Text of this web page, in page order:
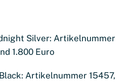
Silver: Artikelnummer
1.800 Euro
Artikelnummer 15457,